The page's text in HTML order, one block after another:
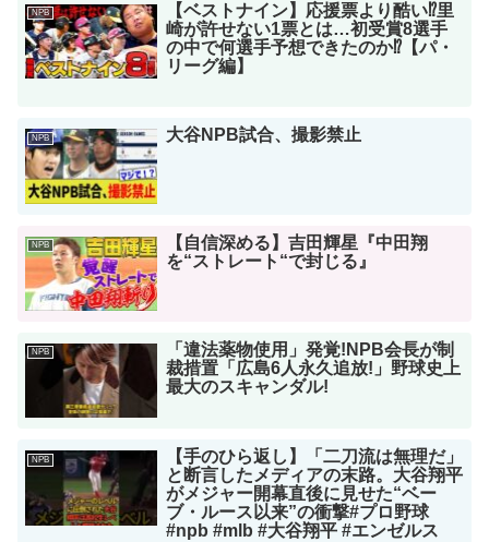
NPB
【ベストナイン】応援票より酷い⁉︎里
崎が許せない1票とは…初受賞8選手
の中で何選手予想できたのか⁉︎【パ・
リーグ編】
NPB 大谷NPB試合、撮影禁止
NPB
【自信深める】吉田輝星『中田翔
を“ストレート“で封じる』
NPB
「違法薬物使用」発覚!NPB会長が制
裁措置「広島6人永久追放!」野球史上
最大のスキャンダル!
NPB
【手のひら返し】「二刀流は無理だ」
と断言したメディアの末路。大谷翔平
がメジャー開幕直後に見せた“ベー
ブ・ルース以来”の衝撃#プロ野球
#npb #mlb #大谷翔平 #エンゼルス